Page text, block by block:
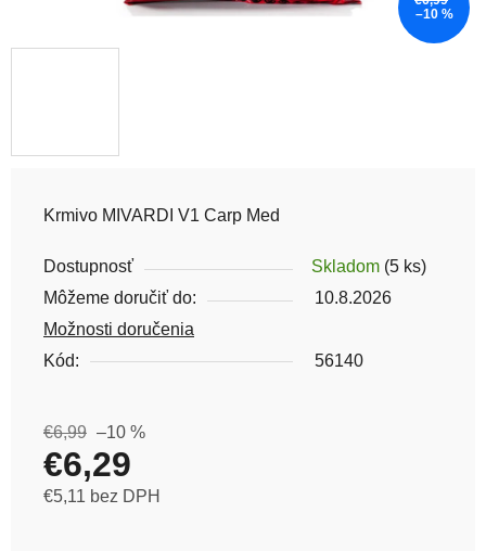
Krmivo MIVARDI V1 Carp Med
Dostupnosť Skladom (5 ks)
Môžeme doručiť do:
10.8.2026
Možnosti doručenia
Kód:
56140
€6,99 –10 %
€6,29
€5,11 bez DPH
–10 %